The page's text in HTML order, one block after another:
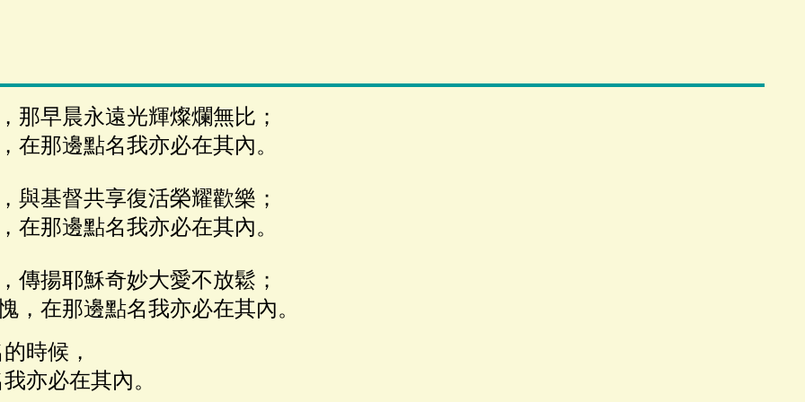
那早晨永遠光輝燦爛無比；
在那邊點名我亦必在其內。
與基督共享復活榮耀歡樂；
在那邊點名我亦必在其內。
傳揚耶穌奇妙大愛不放鬆；
，在那邊點名我亦必在其內。
時候，
必在其內。